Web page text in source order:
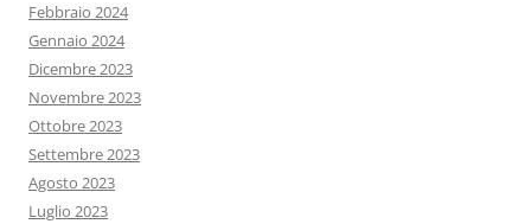
Febbraio 2024
Gennaio 2024
Dicembre 2023
Novembre 2023
Ottobre 2023
Settembre 2023
Agosto 2023
Luglio 2023